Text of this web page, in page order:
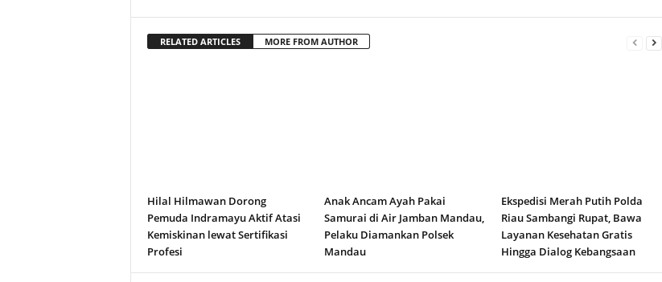
RELATED ARTICLES MORE FROM AUTHOR
Hilal Hilmawan Dorong
Pemuda Indramayu Aktif Atasi
Kemiskinan lewat Sertifikasi
Profesi
Anak Ancam Ayah Pakai
Samurai di Air Jamban Mandau,
Pelaku Diamankan Polsek
Mandau
Ekspedisi Merah Putih Polda
Riau Sambangi Rupat, Bawa
Layanan Kesehatan Gratis
Hingga Dialog Kebangsaan